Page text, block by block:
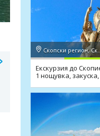
Скопски
Екскурзия до
1 нощувка,